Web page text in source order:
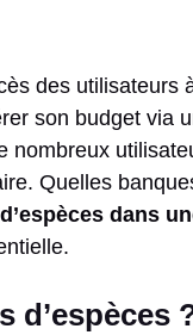
des utilisateurs
son budget via
nombreux
Quelles
dans
d’espèces